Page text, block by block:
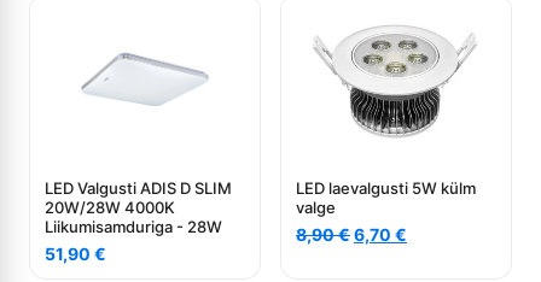
LED Valgusti ADIS D SLIM
20W/28W 4000K
Liikumisamduriga - 28W
51,90 €
LED laevalgusti 5W külm
valge
8,90€Algne
6,70 €